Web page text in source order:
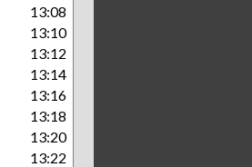
13:08
13:10
13:12
13:14
13:16
13:18
13:20
13:22